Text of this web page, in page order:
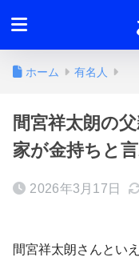
ホーム 有名人
間宮祥太朗の
家が金持ちと
2026年3月17日
間宮祥太朗さんとい